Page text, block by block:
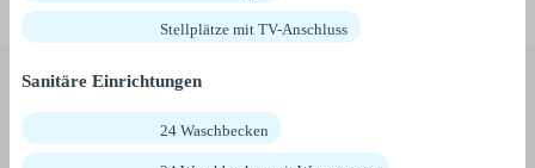
Stellplätze mit TV-Anschluss
Sanitäre Einrichtungen
24 Waschbecken